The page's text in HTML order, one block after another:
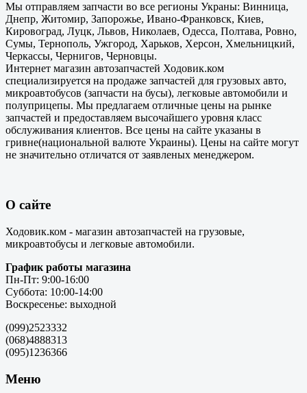
Мы отправляем запчасти во все регионы Украны: Винница,
Днепр, Житомир, Запорожье, Ивано-Франковск, Киев,
Кировоград, Луцк, Львов, Николаев, Одесса, Полтава, Ровно,
Сумы, Тернополь, Ужгород, Харьков, Херсон, Хмельницкий,
Черкассы, Чернигов, Черновцы.
Интернет магазин автозапчастей Ходовик.ком
специализируется на продаже запчастей для грузовых авто,
микроавтобусов (запчасти на бусы), легковые автомобили и
полуприцепы. Мы предлагаем отличные цены на рынке
запчастей и предоставляем высочайшего уровня класс
обслуживания клиентов. Все цены на сайте указаны в
гривне(национальной валюте Украины). Цены на сайте могут
не значительно отличатся от заявленых менеджером.
О сайте
Ходовик.ком - магазин автозапчастей на грузовые,
микроавтобусы и легковые автомобили.
График работы магазина
Пн-Пт: 9:00-16:00
Суббота: 10:00-14:00
Воскресенье: выходной
(099)2523332
(068)4888313
(095)1236366
Меню